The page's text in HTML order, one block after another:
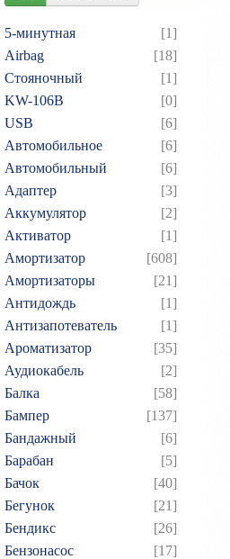
5-минутная
[1]
Airbag
[18]
Cтояночный
[1]
KW-106B
[0]
USB
[6]
Автомобильное
[6]
Автомобильный
[6]
Адаптер
[3]
Аккумулятор
[2]
Активатор
[1]
Амортизатор
[608]
Амортизаторы
[21]
Антидождь
[1]
Антизапотеватель
[1]
Ароматизатор
[35]
Аудиокабель
[2]
Балка
[58]
Бампер
[137]
Бандажный
[6]
Барабан
[5]
Бачок
[40]
Бегунок
[21]
Бендикс
[26]
Бензонасос
[17]